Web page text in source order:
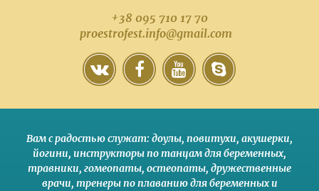
+38 095 710 17 70
proestrofest.info@gmail.com
Вам с радостью служат:доулы, повитухи, акушерки,
йогини, инструкторы по танцам для беременных,
травники, гомеопаты, остеопаты, дружественные
врачи, тренеры по плаванию для беременных и